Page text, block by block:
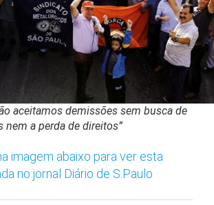
aceitamos demissões sem busca de
nem a perda de direitos”
imagem abaixo para ver esta
no jornal Diário de S.Paulo